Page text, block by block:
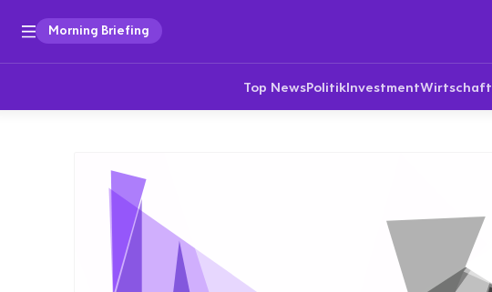
Morning Briefing
Top NewsPolitikInvestmentWirtschaft